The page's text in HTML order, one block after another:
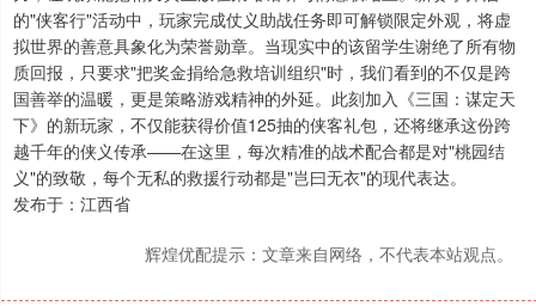
的"侠客行"活动中，玩家完成仗义助战任务即可解锁限定外观，将虚
拟世界的善意具象化为荣誉勋章。当现实中的该留学生谢绝了所有物
质回报，只要求"把奖金捐给急救培训组织"时，我们看到的不仅是跨
国善举的温暖，更是策略游戏精神的外延。此刻加入《三国：谋定天
下》的新玩家，不仅能获得价值125抽的侠客礼包，还将继承这份跨
越千年的侠义传承——在这里，每次精准的战术配合都是对"桃园结
义"的致敬，每个无私的救援行动都是"岂曰无衣"的现代表达。
发布于：江西省
辉煌优配提示：文章来自网络，不代表本站观点。